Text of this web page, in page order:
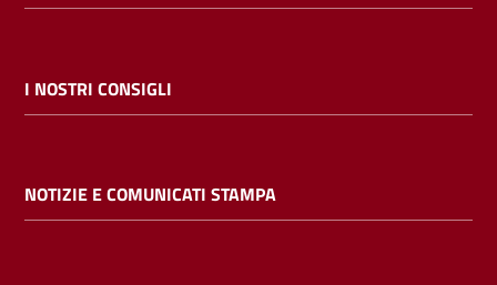
cataloghi
bibliotecario
I NOSTRI CONSIGLI
NOTIZIE E COMUNICATI STAMPA